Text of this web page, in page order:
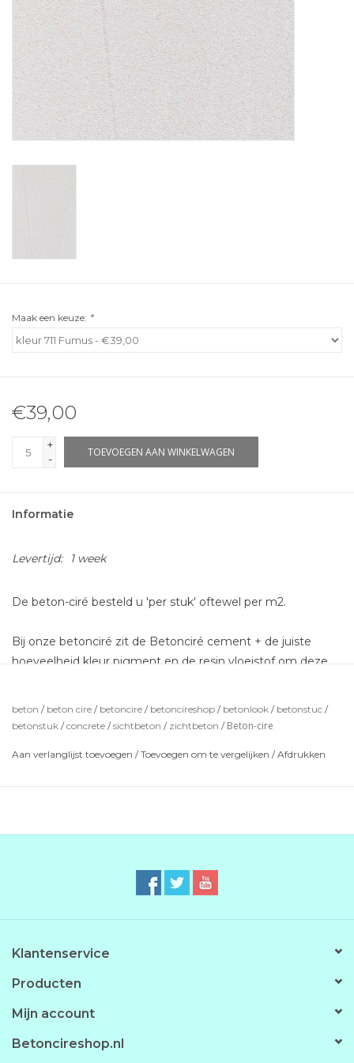
Maak een keuze: *
€39,00
+
-
TOEVOEGEN AAN WINKELWAGEN
Informatie
Levertijd: 1 week
De beton-ciré besteld u 'per stuk' oftewel per m2.
Bij onze betonciré zit de Betonciré cement + de juiste
hoeveelheid kleur pigment en de resin vloeistof om deze
Optie's zijn: Impregneer voor bescherming en de PU-
Coating om eea waterdicht te maken.
beton / beton cire / betoncire / betoncireshop / betonlook / betonstuc /
betonstuk /concrete /sichtbeton / zichtbeton / Beton-cire
Aan verlanglijst toevoegen /Toevoegen om te vergelijken /Afdrukken
Klantenservice
Producten
Mijn account
Betoncireshop.nl